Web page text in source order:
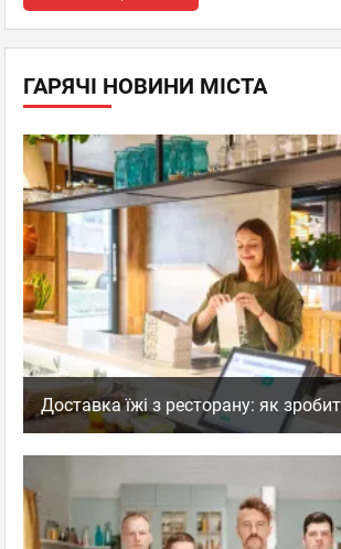
ГАРЯЧІ НОВИНИ МІСТА
Доставка їжі з ресторану: як